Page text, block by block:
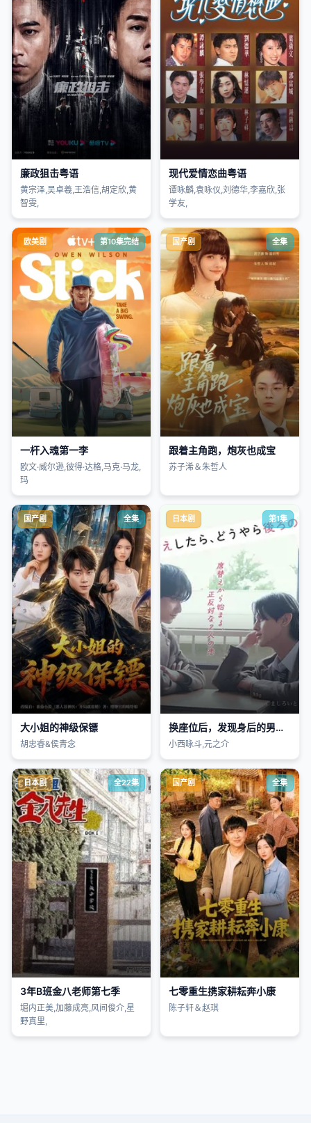
廉政狙击粤语
黄宗泽,吴卓羲,王浩信,胡定欣,黄
智雯,
现代爱情恋曲粤语
谭咏麟,袁咏仪,刘德华,李嘉欣,张
学友,
欧美剧 第10集完结
一杆入魂第一李
欧文·威尔逊,彼得·达格,马克·马龙,
玛
国产剧 全集
跟着主角跑，炮灰也成宝
苏子浠＆朱哲人
国产剧 全集
大小姐的神级保镖
胡忠睿&侯青念
日本剧 第1集
换座位后，发现身后的男生好像喜欢我
小西咏斗,元之介
日本剧 全22集
3年B班金八老师第七季
堀内正美,加藤成亮,风间俊介,星
野真里,
国产剧 全集
七零重生携家耕耘奔小康
陈子轩＆赵琪